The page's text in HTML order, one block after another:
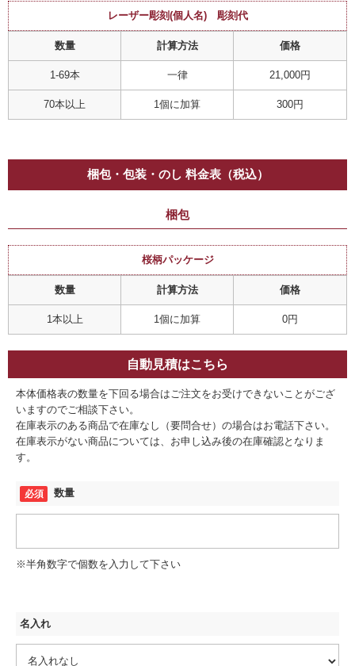
レーザー彫刻(個人名) 彫刻代
数量 計算方法 価格
1-69本 一律 21,000円
70本以上 1個に加算 300円
梱包・包装・のし 料金表（税込）
梱包
桜柄パッケージ
数量 計算方法 価格
1本以上 1個に加算 0円
自動見積はこちら
本体価格表の数量を下回る場合はご注文をお受けできないことがござ
いますのでご相談下さい。
在庫表示のある商品で在庫なし（要問合せ）の場合はお電話下さい。
在庫表示がない商品については、お申し込み後の在庫確認となりま
す。
数量
※半角数字で個数を入力して下さい
名入れ